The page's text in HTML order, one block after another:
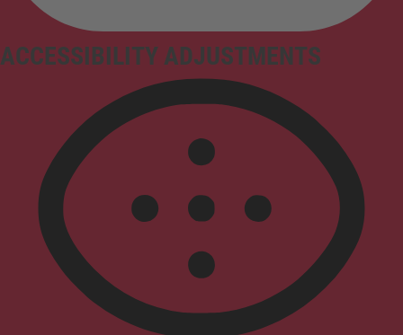
ACCESSIBILITY ADJUSTMENTS